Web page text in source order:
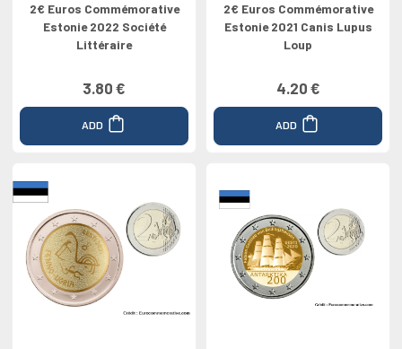
2€ Euros Commémorative
Estonie 2022 Société
Littéraire
3.80 €
ADD
2€ Euros Commémorative
Estonie 2021 Canis Lupus
Loup
4.20 €
ADD